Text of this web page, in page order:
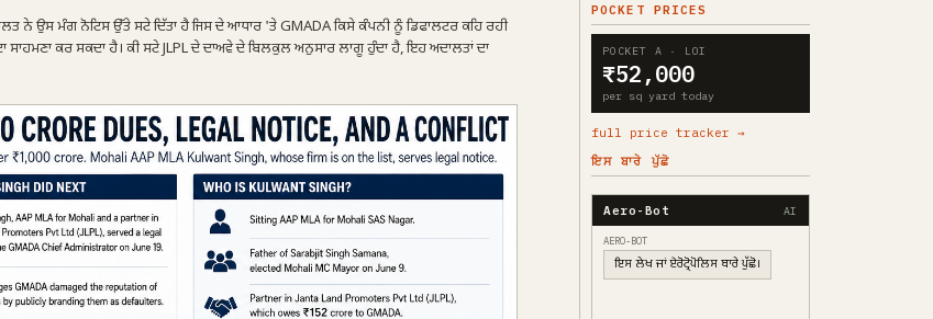
ਨੇ ਉਸ ਮੰਗ ਨੋਟਿਸ ਉੱਤੇ ਸਟੇ ਦਿੱਤਾ ਹੈ ਜਿਸ ਦੇ ਆਧਾਰ 'ਤੇ GMADA ਕਿਸੇ ਕੰਪਨੀ ਨੂੰ ਡਿਫਾਲਟਰ ਕਹਿ ਰਹੀ
ਕਰ ਸਕਦਾ ਹੈ। ਕੀ ਸਟੇ JLPL ਦੇ ਦਾਅਵੇ ਦੇ ਬਿਲਕੁਲ ਅਨੁਸਾਰ ਲਾਗੂ ਹੁੰਦਾ ਹੈ, ਇਹ ਅਦਾਲਤਾਂ ਦਾ
POCKET PRICES
POCKET A · LOI
₹52,000
per sq yard today
full price tracker →
ਇਸ ਬਾਰੇ ਪੁੱਛੋ
Aero-Bot AI
AERO-BOT
ਇਸ ਲੇਖ ਜਾਂ ਏਰੋਟ੍ਰੋਪੋਲਿਸ ਬਾਰੇ ਪੁੱਛੋ।